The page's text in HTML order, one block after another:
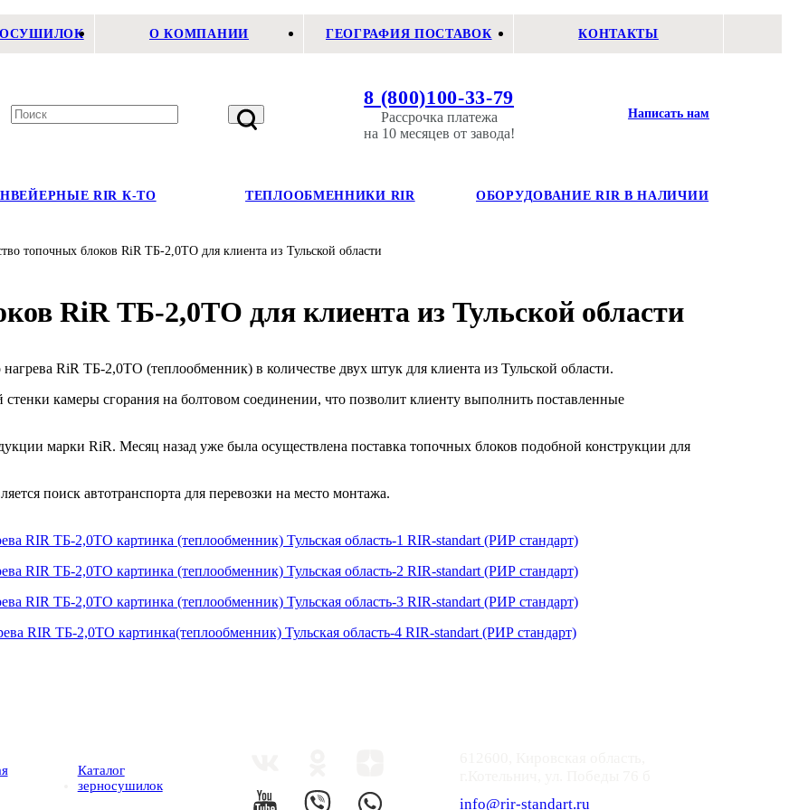
О КОМПАНИИ ГЕОГРАФИЯ ПОСТАВОК КОНТАКТЫ
8 (800)100-33-79
Рассрочка платежа
на 10 месяцев от завода!
Написать нам
RIR К-ТО ТЕПЛООБМЕННИКИ RIR ОБОРУДОВАНИЕ RIR В НАЛИЧИИ
топочных блоков RiR ТБ-2,0ТО для клиента из Тульской области
RiR ТБ-2,0ТО для клиента из Тульской области
RiR ТБ-2,0ТО (теплообменник) в количестве двух штук для клиента из Тульской области.
стенки камеры сгорания на болтовом соединении, что позволит клиенту выполнить поставленные
марки RiR. Месяц назад уже была осуществлена поставка топочных блоков подобной конструкции для
поиск автотранспорта для перевозки на место монтажа.
Каталог
зерносушилок
info@rir-standart.ru